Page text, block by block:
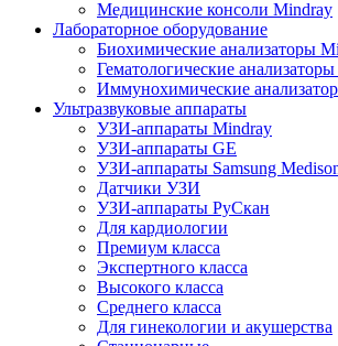
Медицинские консоли Mindray
Лабораторное оборудование
Биохимические анализаторы
Гематологические
Иммунохимические
Ультразвуковые аппараты
УЗИ-аппараты Mindray
УЗИ-аппараты GE
УЗИ-аппараты Samsung
Датчики УЗИ
УЗИ-аппараты РуСкан
Для кардиологии
Премиум класса
Экспертного класса
Высокого класса
Среднего класса
Для гинекологии и акушерства